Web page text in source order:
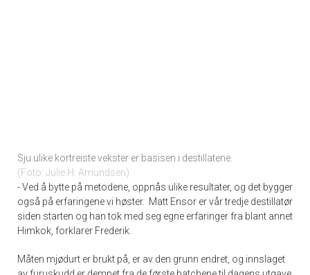
Sju ulike kortreiste vekster er basisen i destillatene.
Foto: Julie H. Amundsen
- Ved å bytte på metodene, oppnås ulike resultater, og det bygger
også på erfaringene vi høster. Matt Ensor er vår tredje destillatør
siden starten og han tok med seg egne erfaringer fra blant annet
Himkok, forklarer Frederik.
Måten mjødurt er brukt på, er av den grunn endret, og innslaget